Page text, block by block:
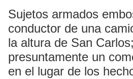
Sujetos armados
conductor de una
la altura de San
presuntamente un
en el lugar de los